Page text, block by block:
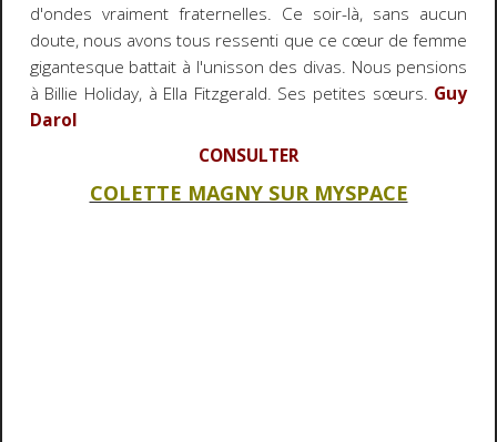
d'ondes vraiment fraternelles. Ce soir-là, sans aucun
doute, nous avons tous ressenti que ce cœur de femme
gigantesque battait à l'unisson des divas. Nous pensions
à Billie Holiday, à Ella Fitzgerald. Ses petites sœurs. Guy
Darol
CONSULTER
COLETTE MAGNY SUR MYSPACE